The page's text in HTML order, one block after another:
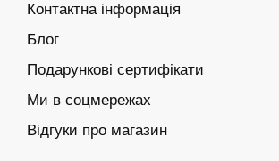
Контактна інформація
Блог
Подарункові сертифікати
Ми в соцмережах
Відгуки про магазин